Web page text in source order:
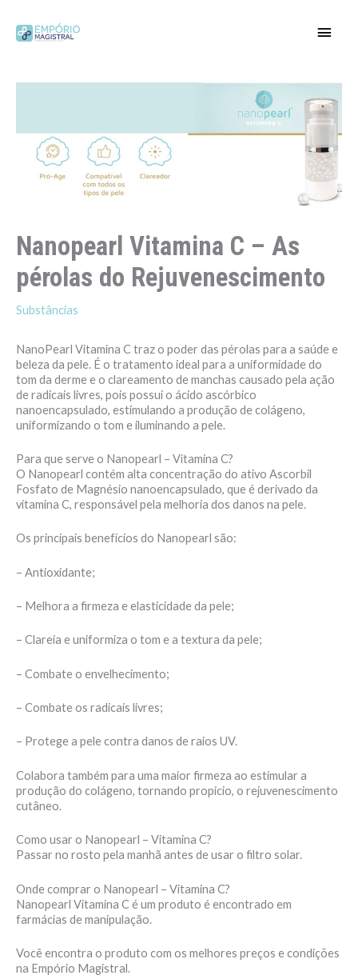
para
Nanopearl Vitamina C – As
pérolas do Rejuvenescimento
Substâncias
NanoPearl Vitamina C traz o poder das pérolas para a saúde e
beleza da pele. É o tratamento ideal para a uniformidade do
tom da derme e o clareamento de manchas causado pela ação
de radicais livres, pois possui o ácido ascórbico
nanoencapsulado, estimulando a produção de colágeno,
uniformizando o tom e iluminando a pele.
Para que serve o Nanopearl – Vitamina C?
O Nanopearl contém alta concentração do ativo Ascorbil
Fosfato de Magnésio nanoencapsulado, que é derivado da
vitamina C, responsável pela melhoria dos danos na pele.
Os principais benefícios do Nanopearl são:
– Antioxidante;
– Melhora a firmeza e elasticidade da pele;
– Clareia e uniformiza o tom e a textura da pele;
– Combate o envelhecimento;
– Combate os radicais livres;
– Protege a pele contra danos de raios UV.
Colabora também para uma maior firmeza ao estimular a
produção do colágeno, tornando propicio, o rejuvenescimento
cutâneo.
Como usar o Nanopearl – Vitamina C?
Passar no rosto pela manhã antes de usar o filtro solar.
Onde comprar o Nanopearl – Vitamina C?
Nanopearl Vitamina C é um produto é encontrado em
farmácias de manipulação.
Você encontra o produto com os melhores preços e condições
na Empório Magistral.